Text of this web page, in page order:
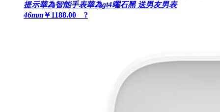
提示華為智能手表華為gt4曜石黑 送男友男表
46mm￥1188.00 ?